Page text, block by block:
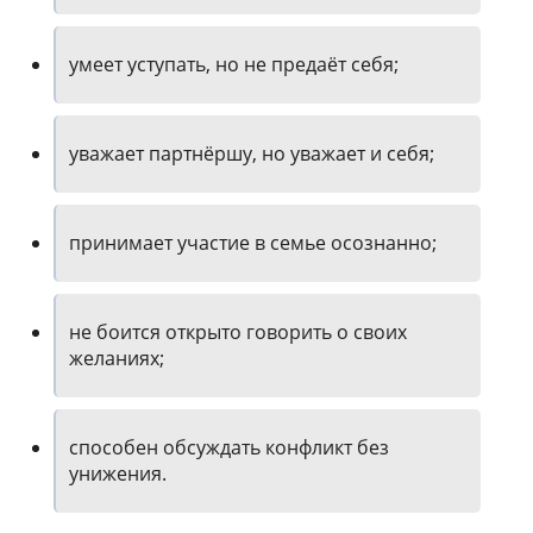
умеет уступать, но не предаёт себя;
уважает партнёршу, но уважает и себя;
принимает участие в семье осознанно;
не боится открыто говорить о своих
желаниях;
способен обсуждать конфликт без
унижения.